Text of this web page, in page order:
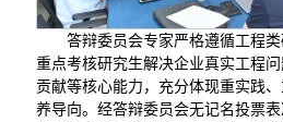
答辩委员会专家严格遵循工程类
重点考核研究生解决企业真实工程
贡献等核心能力，充分体现重实践
养导向。经答辩委员会无记名投票